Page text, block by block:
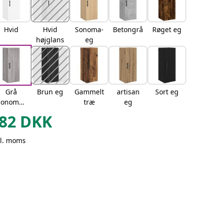
Hvid
Hvid
højglans
Sonoma-
eg
Betongrå Røget eg
Grå
Brun eg
Gammelt
træ
artisan
eg
Sort eg
DKK
moms